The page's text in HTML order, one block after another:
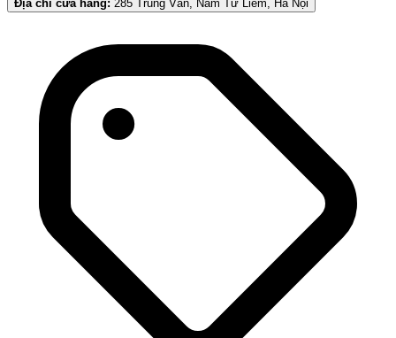
Địa chỉ cửa hàng: 285 Trung Văn, Nam Từ Liêm, Hà Nội